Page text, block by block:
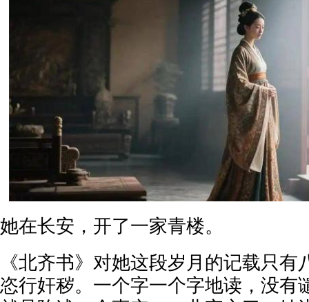
她在长安，开了一家青楼。
《北齐书》对她这段岁月的记载只
恣行奸秽。一个字一个字地读，没有